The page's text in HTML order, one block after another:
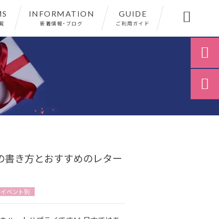
INFORMATION
新着情報・ブログ
GUIDE
ご利用ガイド 
書き方とおすすめのレター
イベント別

